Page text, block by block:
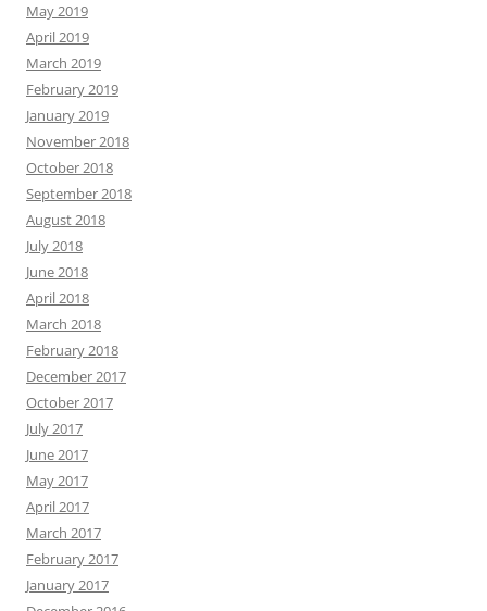
May 2019
April 2019
March 2019
February 2019
January 2019
November 2018
October 2018
September 2018
August 2018
July 2018
June 2018
April 2018
March 2018
February 2018
December 2017
October 2017
July 2017
June 2017
May 2017
April 2017
March 2017
February 2017
January 2017